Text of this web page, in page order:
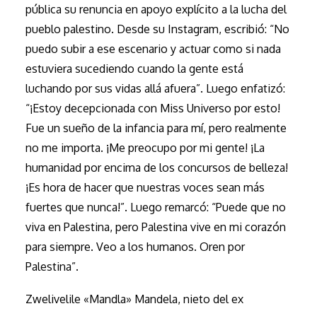
pública su renuncia en apoyo explícito a la lucha del
pueblo palestino. Desde su Instagram, escribió: “No
puedo subir a ese escenario y actuar como si nada
estuviera sucediendo cuando la gente está
luchando por sus vidas allá afuera”. Luego enfatizó:
“¡Estoy decepcionada con Miss Universo por esto!
Fue un sueño de la infancia para mí, pero realmente
no me importa. ¡Me preocupo por mi gente! ¡La
humanidad por encima de los concursos de belleza!
¡Es hora de hacer que nuestras voces sean más
fuertes que nunca!”. Luego remarcó: “Puede que no
viva en Palestina, pero Palestina vive en mi corazón
para siempre. Veo a los humanos. Oren por
Palestina”.
Zwelivelile «Mandla» Mandela, nieto del ex